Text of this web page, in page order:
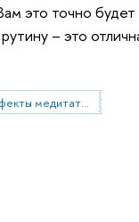
это точно
– это